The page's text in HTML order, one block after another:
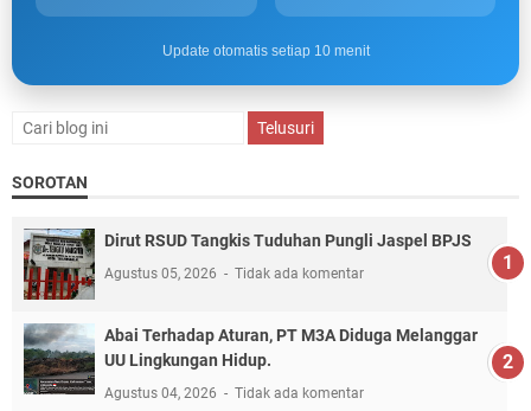
Update otomatis setiap 10 menit
SOROTAN
Dirut RSUD Tangkis Tuduhan Pungli Jaspel BPJS
Agustus 05, 2026 Tidak ada komentar
Abai Terhadap Aturan, PT M3A Diduga Melanggar
UU Lingkungan Hidup.
Agustus 04, 2026 Tidak ada komentar